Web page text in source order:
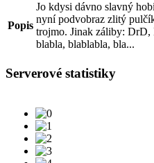
Popis
Jo kdysi dávno slavný
nyní podvobraz zlitý
trojmo. Jinak záliby: DrD,
blabla, blablabla, bla...
Serverové statistiky